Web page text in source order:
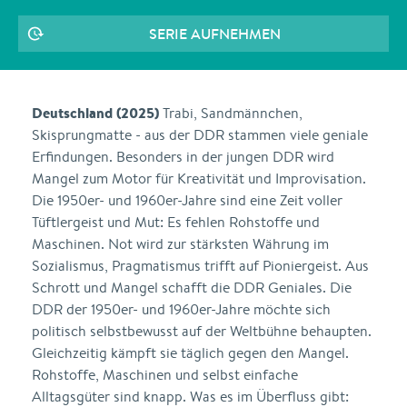
SERIE AUFNEHMEN
Deutschland (2025)Trabi, Sandmännchen,
Skisprungmatte - aus der DDR stammen viele geniale
Erfindungen. Besonders in der jungen DDR wird
Mangel zum Motor für Kreativität und Improvisation.
Die 1950er- und 1960er-Jahre sind eine Zeit voller
Tüftlergeist und Mut: Es fehlen Rohstoffe und
Maschinen. Not wird zur stärksten Währung im
Sozialismus, Pragmatismus trifft auf Pioniergeist. Aus
Schrott und Mangel schafft die DDR Geniales. Die
DDR der 1950er- und 1960er-Jahre möchte sich
politisch selbstbewusst auf der Weltbühne behaupten.
Gleichzeitig kämpft sie täglich gegen den Mangel.
Rohstoffe, Maschinen und selbst einfache
Alltagsgüter sind knapp. Was es im Überfluss gibt: